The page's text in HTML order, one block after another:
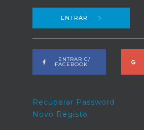
ENTRAR
ENTRAR C/
FACEBOOK
Recuperar Password
Novo Registo